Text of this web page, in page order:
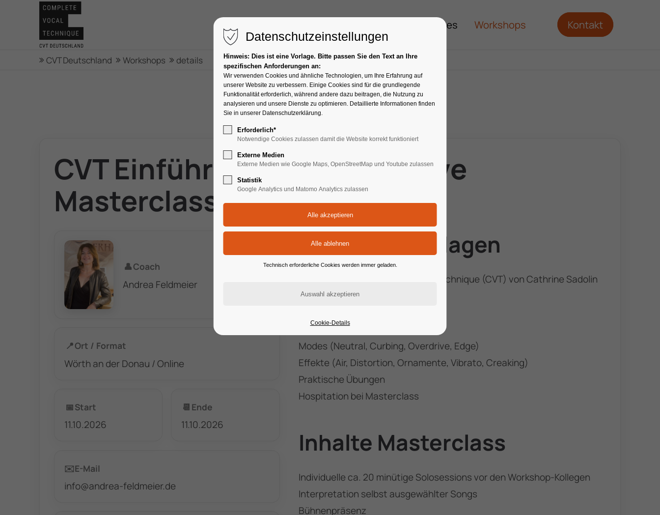
Vocal Coaches Workshops Kontakt
CVT Deutschland Workshops details
CVT Einführungskurs inclusive
Masterclass - auch online
👤Coach
Andrea Feldmeier
📍Ort / Format
Wörth an der Donau / Online
📅Start
11.10.2026
📆 Ende
11.10.2026
✉️E-Mail
info@andrea-feldmeier.de
Inhalte Grundlagen
Grundlagen der Complete Vocal Technique (CVT) von Cathrine Sadolin
(DK).
Twang
Modes (Neutral, Curbing, Overdrive, Edge)
Effekte (Air, Distortion, Ornamente, Vibrato, Creaking)
Praktische Übungen
Hospitation bei Masterclass
Inhalte Masterclass
Individuelle ca. 20 minütige Solosessions vor den Workshop-Kollegen
Interpretation selbst ausgewählter Songs
Bühnenpräsenz
Datenschutzeinstellungen
Hinweis: Dies ist eine Vorlage. Bitte passen Sie den Text an Ihre
spezifischen Anforderungen an:
Wir verwenden Cookies und ähnliche Technologien, um Ihre Erfahrung auf
unserer Website zu verbessern. Einige Cookies sind für die grundlegende
Funktionalität erforderlich, während andere dazu beitragen, die Nutzung zu
analysieren und unsere Dienste zu optimieren. Detaillierte Informationen finden
Sie in unserer Datenschutzerklärung.
Erforderlich*
Notwendige Cookies zulassen damit die Website korrekt funktioniert
Externe Medien
Externe Medien wie Google Maps, OpenStreetMap und Youtube zulassen
Statistik
Google Analytics und Matomo Analytics zulassen
Technisch erforderliche Cookies werden immer geladen.
Cookie-Details